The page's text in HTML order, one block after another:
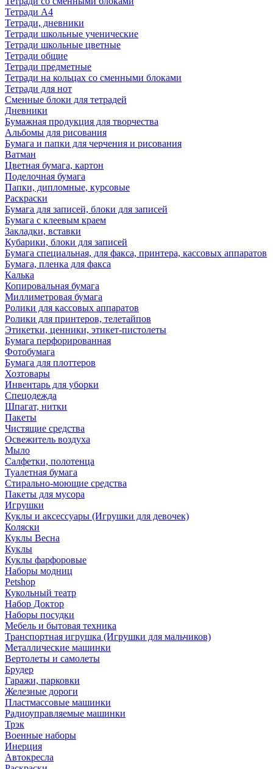
Тетради А4
Тетради, дневники
Тетради школьные ученические
Тетради школьные цветные
Тетради общие
Тетради предметные
Тетради на кольцах со сменными блоками
Тетради для нот
Сменные блоки для тетрадей
Дневники
Бумажная продукция для творчества
Альбомы для рисования
Бумага и папки для черчения и рисования
Ватман
Цветная бумага, картон
Поделочная бумага
Папки, дипломные, курсовые
Раскраски
Бумага для записей, блоки для записей
Бумага с клеевым краем
Закладки, вставки
Кубарики, блоки для записей
Бумага специальная, для факса, принтера, кассовых аппаратов
Бумага, пленка для факса
Калька
Копировальная бумага
Миллиметровая бумага
Ролики для кассовых аппаратов
Ролики для принтеров, телетайпов
Этикетки, ценники, этикет-пистолеты
Бумага перфорированная
Фотобумага
Бумага для плоттеров
Хозтовары
Инвентарь для уборки
Спецодежда
Шпагат, нитки
Пакеты
Чистящие средства
Освежитель воздуха
Мыло
Салфетки, полотенца
Туалетная бумага
Стирально-моющие средства
Пакеты для мусора
Игрушки
Куклы и аксессуары (Игрушки для девочек)
Коляски
Куклы Весна
Куклы
Куклы фарфоровые
Наборы модниц
Petshop
Кукольный театр
Набор Доктор
Наборы посудки
Мебель и бытовая техника
Транспортная игрушка (Игрушки для мальчиков)
Металлические машинки
Вертолеты и самолеты
Брудер
Гаражи, парковки
Железные дороги
Пластмассовые машинки
Радиоуправляемые машинки
Трэк
Военные наборы
Инерция
Автокресла